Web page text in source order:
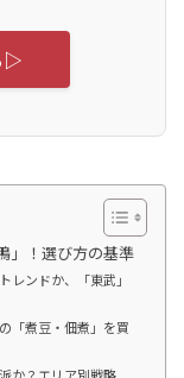
▷
」！選び方の基準
レンドか、「東武」
「煮豆・佃煮」を買